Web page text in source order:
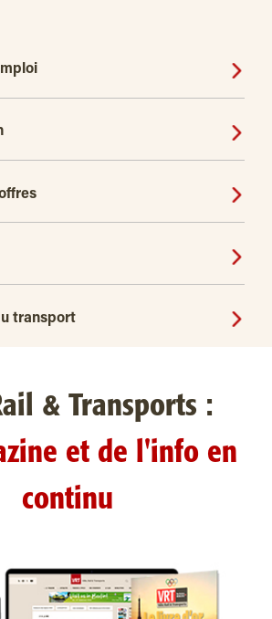
transport
& Transports :
et de l'info en
continu